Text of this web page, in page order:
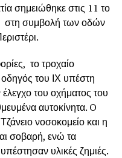
σημειώθηκε στις 11 το
στη συμβολή των οδών
το τροχαίο
του ΙΧ υπέστη
του οχήματος του
αυτοκίνητα. O
νοσοκομείο και η
σοβαρή, ενώ τα
υλικές ζημιές.